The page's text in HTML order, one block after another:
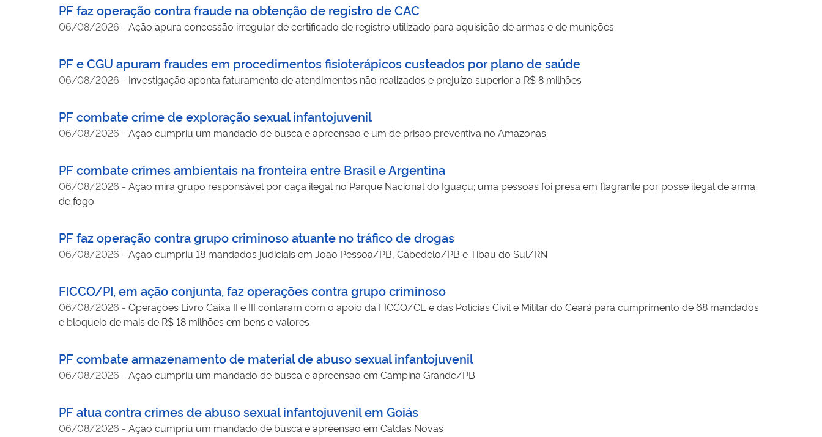
PF faz operação contra fraude na obtenção de registro de CAC
06/08/2026 - Ação apura concessão irregular de certificado de registro utilizado para aquisição de armas e de munições
PF e CGU apuram fraudes em procedimentos fisioterápicos custeados por plano de saúde
06/08/2026 - Investigação aponta faturamento de atendimentos não realizados e prejuízo superior a R$ 8 milhões
PF combate crime de exploração sexual infantojuvenil
06/08/2026 - Ação cumpriu um mandado de busca e apreensão e um de prisão preventiva no Amazonas
PF combate crimes ambientais na fronteira entre Brasil e Argentina
06/08/2026 - Ação mira grupo responsável por caça ilegal no Parque Nacional do Iguaçu; uma pessoas foi presa em flagrante por posse ilegal de arma
de fogo
PF faz operação contra grupo criminoso atuante no tráfico de drogas
06/08/2026 - Ação cumpriu 18 mandados judiciais em João Pessoa/PB, Cabedelo/PB e Tibau do Sul/RN
FICCO/PI, em ação conjunta, faz operações contra grupo criminoso
06/08/2026 - Operações Livro Caixa II e III contaram com o apoio da FICCO/CE e das Polícias Civil e Militar do Ceará para cumprimento de 68 mandados
e bloqueio de mais de R$ 18 milhões em bens e valores
PF combate armazenamento de material de abuso sexual infantojuvenil
06/08/2026 - Ação cumpriu um mandado de busca e apreensão em Campina Grande/PB
PF atua contra crimes de abuso sexual infantojuvenil em Goiás
06/08/2026 - Ação cumpriu um mandado de busca e apreensão em Caldas Novas